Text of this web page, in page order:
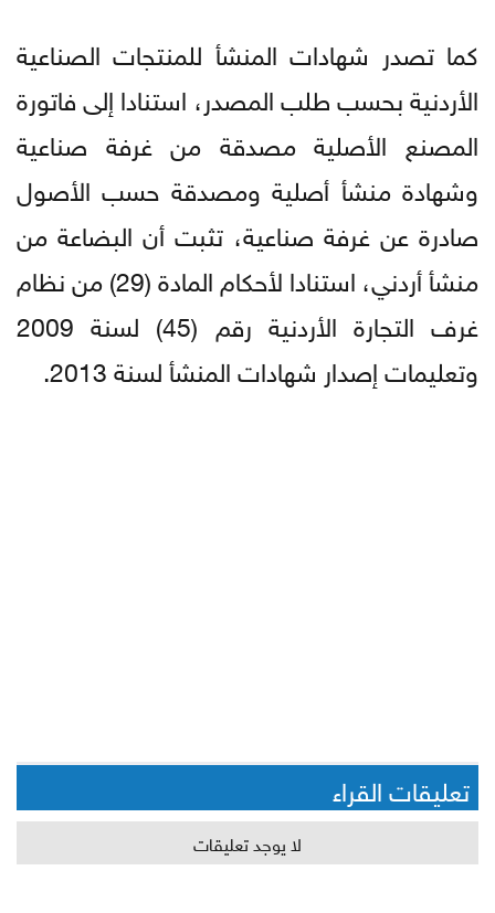
كما تصدر شهادات المنشأ للمنتجات الصناعية
الأردنية بحسب طلب المصدر، استنادا إلى فاتورة
المصنع الأصلية مصدقة من غرفة صناعية
وشهادة منشأ أصلية ومصدقة حسب الأصول
صادرة عن غرفة صناعية، تثبت أن البضاعة من
منشأ أردني، استنادا لأحكام المادة (29) من نظام
غرف التجارة الأردنية رقم (45) لسنة 2009
وتعليمات إصدار شهادات المنشأ لسنة 2013.
تعليقات القراء
لا يوجد تعليقات